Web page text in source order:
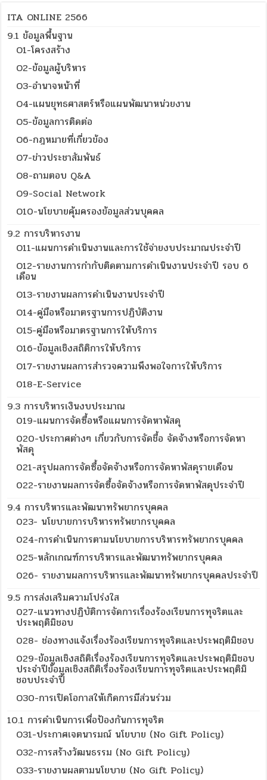
ITA ONLINE 2566
9.1 ข้อมูลพื้นฐาน
O1-โครงสร้าง
O2-ข้อมูลผู้บริหาร
O3-อำนาจหน้าที่
O4-แผนยุทธศาสตร์หรือแผนพัฒนาหน่วยงาน
O5-ข้อมูลการติดต่อ
O6-กฎหมายที่เกี่ยวข้อง
O7-ข่าวประชาสัมพันธ์
O8-ถามตอบ Q&A
O9-Social Network
O10-นโยบายคุ้มครองข้อมูลส่วนบุคคล
9.2 การบริหารงาน
O11-แผนการดำเนินงานและการใช้จ่ายงบประมาณประจำปี
O12-รายงานการกำกับติดตามการดำเนินงานประจำปี รอบ 6
เดือน
O13-รายงานผลการดำเนินงานประจำปี
O14-คู่มือหรือมาตรฐานการปฏิบัติงาน
O15-คู่มือหรือมาตรฐานการให้บริการ
O16-ข้อมูลเชิงสถิติการให้บริการ
O17-รายงานผลการสำรวจความพึงพอใจการให้บริการ
018-E-Service
9.3 การบริหารเงินงบประมาณ
019-แผนการจัดซื้อหรือแผนการจัดหาพัสดุ
020-ประกาศต่างๆ เกี่ยวกับการจัดชื้อ จัดจ้างหรือการจัดหา
พัสดุ
021-สรุปผลการจัดซื้อจัดจ้างหรือการจัดหาพัสดุรายเดือน
022-รายงานผลการจัดซื้อจัดจ้างหรือการจัดหาพัสดุประจำปี
9.4 การบริหารและพัฒนาทรัพยากรบุคคล
023- นโยบายการบริหารทรัพยากรบุคคล
024-การดำเนินการตามนโยบายการบริหารทรัพยากรบุคคล
025-หลักเกณฑ์การบริหารและพัฒนาทรัพยากรบุคคล
026- รายงานผลการบริหารและพัฒนาทรัพยากรบุคคลประจำปี
9.5 การส่งเสริมความโปร่งใส
027-แนวทางปฏิบัติการจัดการเรื่องร้องเรียนการทุจริตและ
ประพฤติมิชอบ
028- ช่องทางแจ้งเรื่องร้องเรียนการทุจริตและประพฤติมิชอบ
029-ข้อมูลเชิงสถิติเรื่องร้องเรียนการทุจริตและประพฤติมิชอบ
ประจำปีข้อมูลเชิงสถิติเรื่องร้องเรียนการทุจริตและประพฤติมิ
ชอบประจำปี
O30-การเปิดโอกาสให้เกิดการมีส่วนร่วม
10.1 การดำเนินการเพื่อป้องกันการทุจริต
O31-ประกาศเจตนารมณ์ นโยบาย (No Gift Policy)
O32-การสร้างวัฒนธรรม (No Gift Policy)
O33-รายงานผลตามนโยบาย (No Gift Policy)